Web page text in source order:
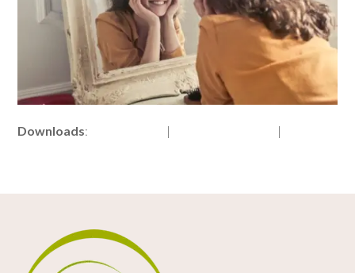
Downloads: | |